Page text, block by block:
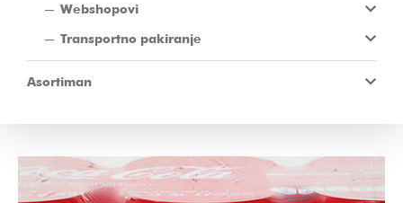
Webshopovi
Transportno pakiranje
Asortiman